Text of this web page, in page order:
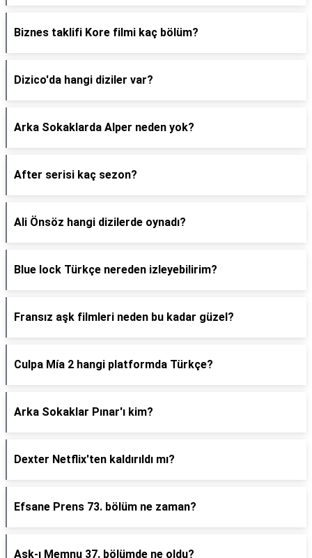
Biznes taklifi Kore filmi kaç bölüm?
Dizico'da hangi diziler var?
Arka Sokaklarda Alper neden yok?
After serisi kaç sezon?
Ali Önsöz hangi dizilerde oynadı?
Blue lock Türkçe nereden izleyebilirim?
Fransız aşk filmleri neden bu kadar güzel?
Culpa Mía 2 hangi platformda Türkçe?
Arka Sokaklar Pınar'ı kim?
Dexter Netflix'ten kaldırıldı mı?
Efsane Prens 73. bölüm ne zaman?
Aşk-ı Memnu 37. bölümde ne oldu?